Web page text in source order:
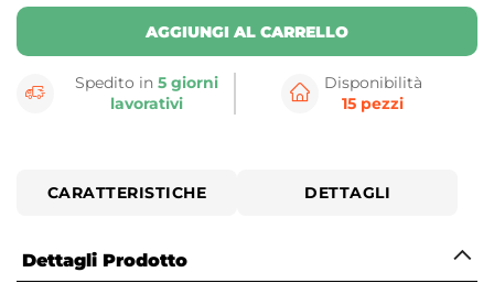
AGGIUNGI AL CARRELLO
Spedito in5 giorni
lavorativi
Disponibilità
15 pezzi
CARATTERISTICHE DETTAGLI
Dettagli Prodotto